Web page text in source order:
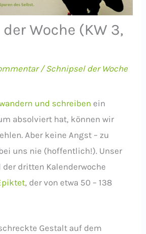
Woche (KW 3,
/Schnipsel der Woche
und schreiben ein
absolviert hat, können wir
Aber keine Angst – zu
uns nie (hoffentlich!). Unser
dritten Kalenderwoche
, der von etwa 50 – 138
Gestalt auf dem